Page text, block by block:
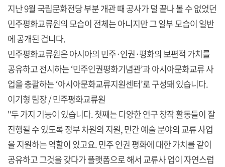
지난 9월 국립문화전당 부분 개관 때 공사가 덜 끝나 볼 수 없었던
민주평화교류원의 모습이 전체는 아니지만 그 일부 모습이 일반
에 공개된 겁니다.
민주평화교류원은 아시아의 민주·인권·평화의 보편적 가치를
공유하고 전시하는 ‘민주인권평화기념관’과 아시아문화교류 사
업을 총괄하는 ‘아시아문화교류지원센터’로 구성돼 있습니다.
이기형 팀장 / 민주평화교류원
"두 가지 기능이 있습니다. 첫째는 다양한 연구 창작 활동들이 잘
진행될 수 있도록 정부 차원의 지원, 민간 예술 분야의 교류 사업
을 지원하는 역할이 있고요. 민주 인권 평화에 대한 가치를 같이
공유하고 그것을 갖다가 플랫폼으로 해서 교류사 업이 자연스럽